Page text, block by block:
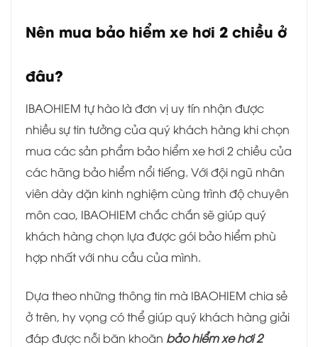
Nên mua bảo hiểm xe hơi 2 chiều ở
đâu?
IBAOHIEM tự hào là đơn vị uy tín nhận được
nhiều sự tin tưởng của quý khách hàng khi chọn
mua các sản phẩm bảo hiểm xe hơi 2 chiều của
các hãng bảo hiểm nổi tiếng. Với đội ngũ nhân
viên dày dặn kinh nghiệm cùng trình độ chuyên
môn cao, IBAOHIEM chắc chắn sẽ giúp quý
khách hàng chọn lựa được gói bảo hiểm phù
hợp nhất với nhu cầu của mình.
Dựa theo những thông tin mà IBAOHIEM chia sẻ
ở trên, hy vọng có thể giúp quý khách hàng giải
đáp được nỗi băn khoăn bảo hiểm xe hơi 2